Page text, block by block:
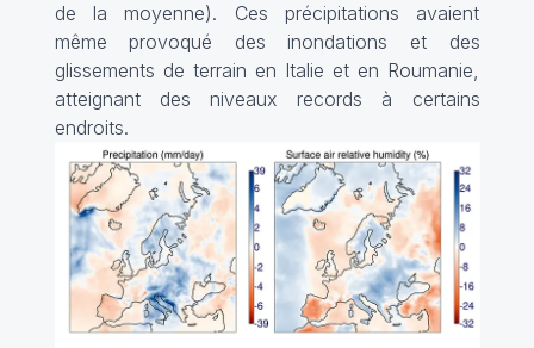
de la moyenne). Ces précipitations avaient
même provoqué des inondations et des
glissements de terrain en Italie et en Roumanie,
atteignant des niveaux records à certains
endroits.